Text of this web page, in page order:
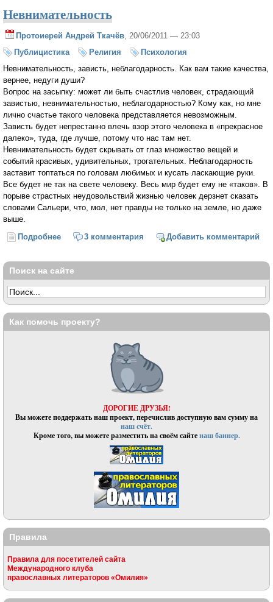
Невнимательность
Протоиерей Андрей Ткачёв, 20/06/2011 — 23:03
Публицистика
Религия
Психология
Невнимательность, зависть, неблагодарность. Как вам такие качества,
вернее, недуги души?
Вопрос на засыпку: может ли быть счастлив человек, страдающий
завистью, невнимательностью, неблагодарностью? Кому как, но мне
лично счастье такого человека представляется невозможным.
Зависть будет непрестанно влечь взор этого человека в «прекрасное
далеко», туда, где лучше, потому что нас там нет.
Невнимательность будет скрывать от глаз множество вещей и
событий красивых, удивительных, трогательных. Неблагодарность
заставит топтаться по головам любимых и кусать ласкающие руки.
Все будет не так на свете человеку. Весь мир будет ему не «таков». В
порыве страстных неудовольствий жизнью человек дерзнет сказать
словами Сальери, что, мол, нет правды не только на земле, но даже
выше.
Подробнее о Невнимательность
3 комментария Добавить комментарий
Поиск на сайте
Как помочь проекту?
ДОРОГИЕ ДРУЗЬЯ!
Вы можете поддержать наш проект, перечислив доступную вам сумму на
наш счёт.
Кроме того, вы можете разместить на своём сайтенаш баннер.
Правила
Правила для посетителей сайта
Международного клуба
православных литераторов «Омилия»